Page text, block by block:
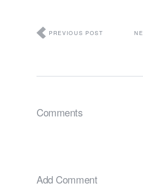
PREVIOUS POST
Comments
Add Comment